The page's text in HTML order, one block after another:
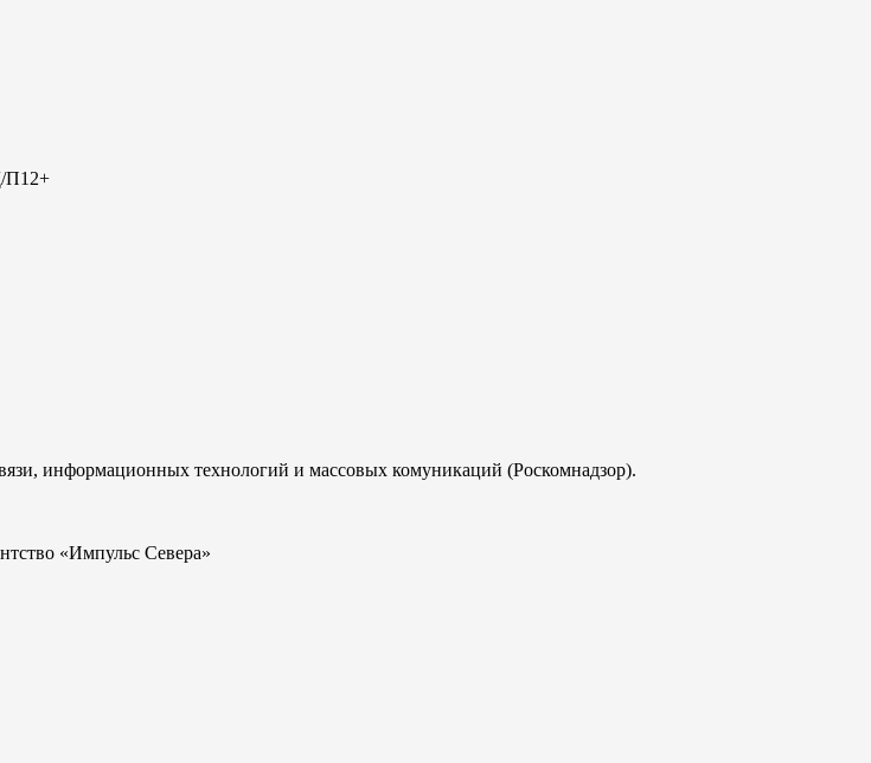
П12+
информационных технологий и массовых комуникаций (Роскомнадзор).
«Импульс Севера»